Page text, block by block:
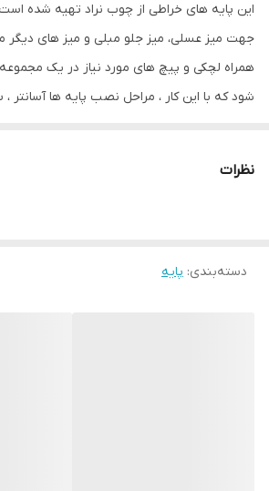
اقلام همراه
این پایه های خراطی از چوب نراد تهیه شده
جهت میز عسلی، میز جلو مبلی و میز های دیگر
همراه لچکی و پیچ های مورد نیاز در یک
شود که با این کار ، مراحل نصب پایه ها آسانتر
خریدار می دهد تا در موقع نیاز برای جا به جایی یا
به صورت چوب خام می باشد. خریدار می تواند در
نظرات
دسته‌بندی: پایه